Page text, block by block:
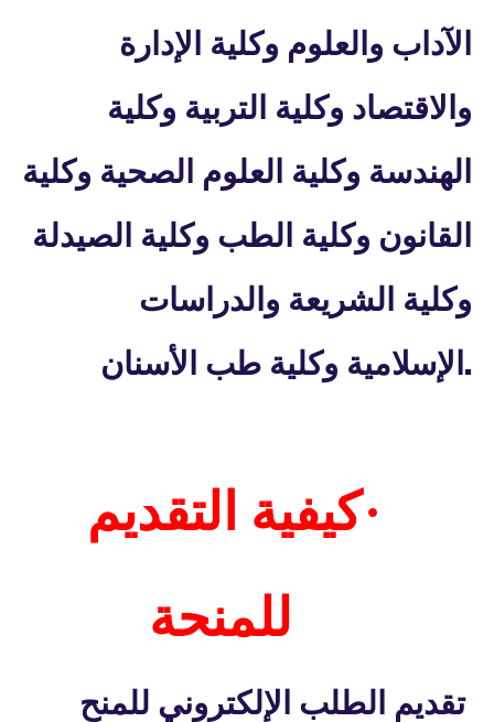
الآداب والعلوم وكلية الإدارة
والاقتصاد وكلية التربية وكلية
الهندسة وكلية العلوم الصحية وكلية
القانون وكلية الطب وكلية الصيدلة
وكلية الشريعة والدراسات
الإسلامية وكلية طب الأسنان .
·كيفية التقديم
للمنحة
تقديم الطلب الإلكتروني للمنح